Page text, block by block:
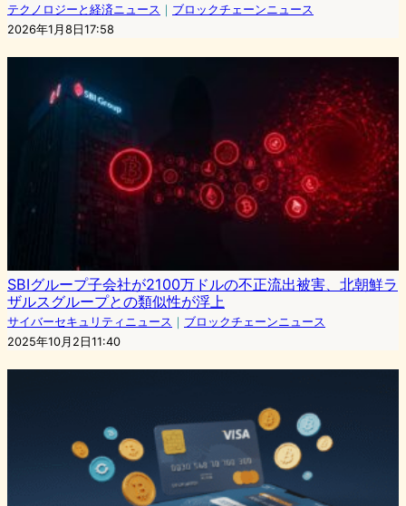
テクノロジーと経済ニュース ｜ ブロックチェーンニュース
2026年1月8日17:58
SBIグループ子会社が2100万ドルの不正流出被害、北朝鮮ラ
ザルスグループとの類似性が浮上
サイバーセキュリティニュース ｜ ブロックチェーンニュース
2025年10月2日11:40